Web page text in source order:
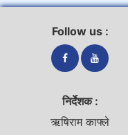
Follow us :
निर्देशक :
ऋषिराम काफ्ले